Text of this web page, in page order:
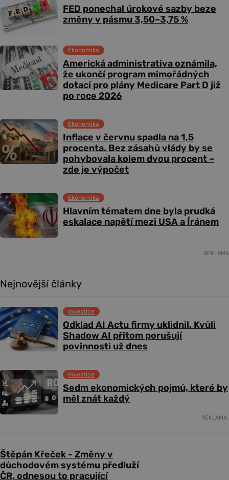
FED ponechal úrokové sazby beze
změny v pásmu 3,50–3,75 %
Americká administrativa oznámila,
že ukončí program mimořádných
dotací pro plány Medicare Part D již
po roce 2026
Ekonomika
Inflace v červnu spadla na 1,5
procenta. Bez zásahů vlády by se
pohybovala kolem dvou procent –
zde je výpočet
Ekonomika
Hlavním tématem dne byla prudká
eskalace napětí mezi USA a Íránem
Ekonomika
REKLAMA
Nejnovější články
Odklad AI Actu firmy uklidnil. Kvůli
Shadow AI přitom porušují
povinnosti už dnes
Investice
Sedm ekonomických pojmů, které by
měl znát každý
Investice
REKLAMA
Štěpán Křeček - Změny v
důchodovém systému předluží
ČR, odnesou to pracující